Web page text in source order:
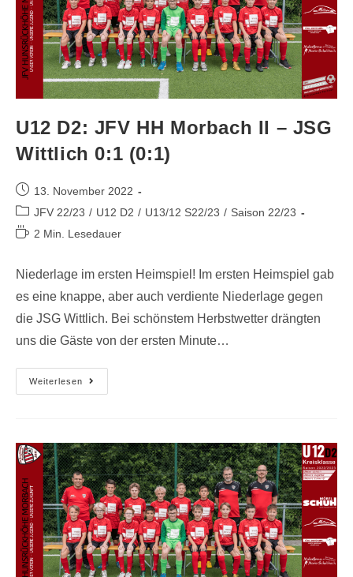
U12 D2: JFV HH Morbach II – JSG
Wittlich 0:1 (0:1)
13. November 2022
JFV 22/23 / U12 D2 / U13/12 S22/23 / Saison 22/23
2 Min. Lesedauer
Niederlage im ersten Heimspiel! Im ersten Heimspiel gab
es eine knappe, aber auch verdiente Niederlage gegen
die JSG Wittlich. Bei schönstem Herbstwetter drängten
uns die Gäste von der ersten Minute…
Weiterlesen